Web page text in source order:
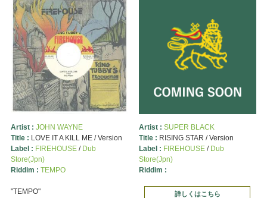
Artist : JOHN WAYNE
Title : LOVE IT A KILL ME / Version
Label : FIREHOUSE/ Dub
Store(Jpn)
Riddim : TEMPO
"TEMPO"
Artist : SUPER BLACK
Title : RISING STAR / Version
Label : FIREHOUSE/ Dub
Store(Jpn)
Riddim :
詳しくはこちら